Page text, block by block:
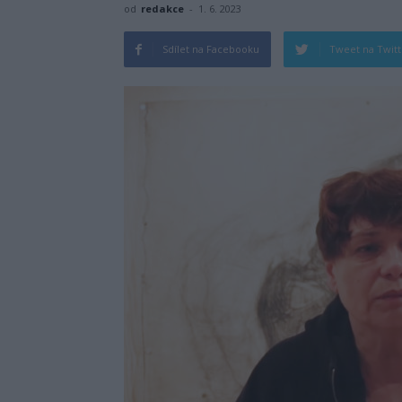
od redakce - 1. 6. 2023
Sdílet na Facebooku Tweet na